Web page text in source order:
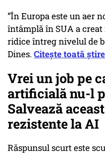
”În Europa este un aer
întâmplă în SUA a
ridice întreg nivelul de
Dines. Citește toată
Vrei un job pe
artificială nu-l
Salvează
rezistente la AI
Răspunsul scurt este